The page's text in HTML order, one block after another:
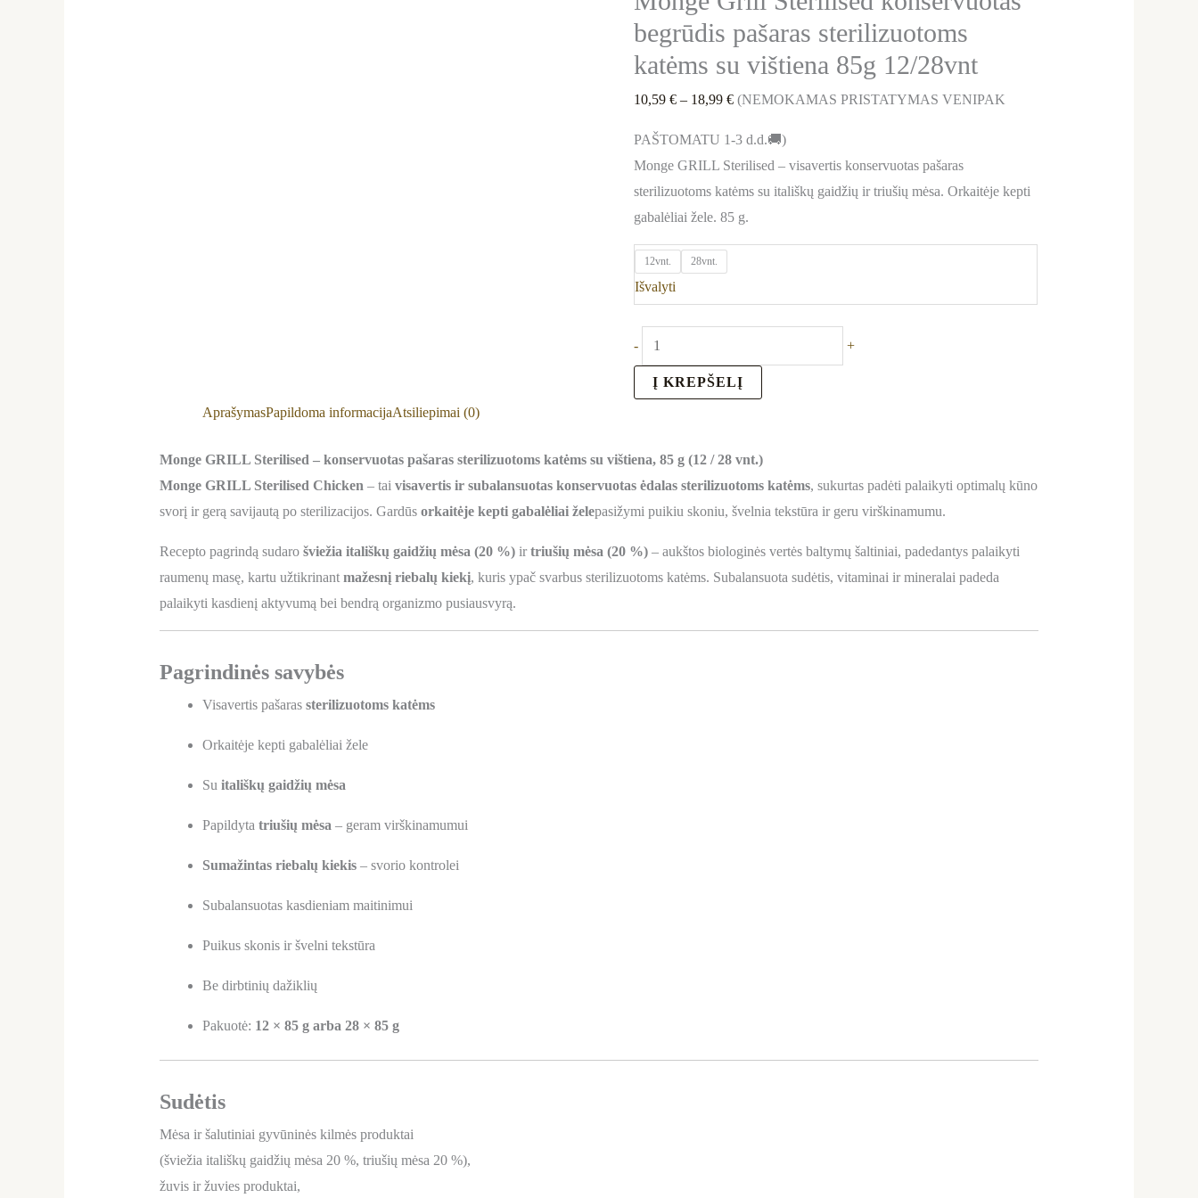
begrūdis pašaras sterilizuotoms
katėms su vištiena 85g 12/28vnt
10,59€ – 18,99€ (NEMOKAMAS PRISTATYMAS VENIPAK
PAŠTOMATU 1-3 d.d.🚚)
Monge GRILL Sterilised – visavertis konservuotas pašaras
sterilizuotoms katėms su itališkų gaidžių ir triušių mėsa. Orkaitėje kepti
gabalėliai žele. 85 g.
12vnt. 28vnt.
Išvalyti
- +
Į KREPŠELĮ
AprašymasPapildoma informacijaAtsiliepimai (0)
Monge GRILL Sterilised – konservuotas pašaras sterilizuotoms katėms su vištiena, 85 g (12 / 28 vnt.)
Monge GRILL Sterilised Chicken– tai visavertis ir subalansuotas konservuotas ėdalas sterilizuotoms katėms, sukurtas padėti palaikyti optimalų kūno
svorį ir gerą savijautą po sterilizacijos. Gardūs orkaitėje kepti gabalėliai želepasižymi puikiu skoniu, švelnia tekstūra ir geru virškinamumu.
Recepto pagrindą sudaro šviežia itališkų gaidžių mėsa (20 %)ir triušių mėsa (20 %)– aukštos biologinės vertės baltymų šaltiniai, padedantys palaikyti
raumenų masę, kartu užtikrinantmažesnį riebalų kiekį, kuris ypač svarbus sterilizuotoms katėms. Subalansuota sudėtis, vitaminai ir mineralai padeda
palaikyti kasdienį aktyvumą bei bendrą organizmo pusiausvyrą.
Pagrindinės savybės
Visavertis pašaras sterilizuotoms katėms
Orkaitėje kepti gabalėliai žele
Su itališkų gaidžių mėsa
Papildyta triušių mėsa– geram virškinamumui
Sumažintas riebalų kiekis– svorio kontrolei
Subalansuotas kasdieniam maitinimui
Puikus skonis ir švelni tekstūra
Be dirbtinių dažiklių
Pakuotė: 12 × 85 g arba 28 × 85 g
Sudėtis
Mėsa ir šalutiniai gyvūninės kilmės produktai
(šviežia itališkų gaidžių mėsa 20 %, triušių mėsa 20 %),
žuvis ir žuvies produktai,